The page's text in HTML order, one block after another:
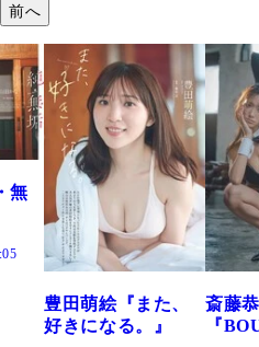
前へ
絵『また、
なる。』
斎藤恭代
『BOUND』